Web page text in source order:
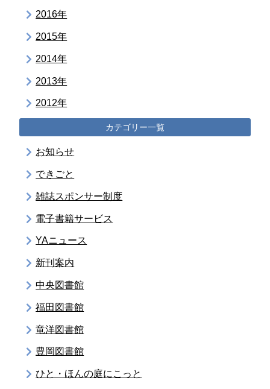
2016年
2015年
2014年
2013年
2012年
カテゴリー一覧
お知らせ
できごと
雑誌スポンサー制度
電子書籍サービス
YAニュース
新刊案内
中央図書館
福田図書館
竜洋図書館
豊岡図書館
ひと・ほんの庭にこっと